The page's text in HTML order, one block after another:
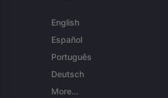
English
Español
Português
Deutsch
More...